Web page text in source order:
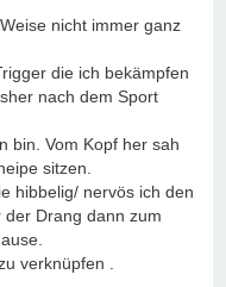
nicht immer ganz
die ich bekämpfen
nach dem Sport
bin. Vom Kopf her sah
sitzen.
hibbelig/ nervös ich den
der Drang dann zum
verknüpfen .